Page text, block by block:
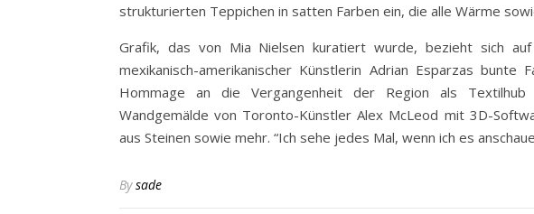
strukturierten Teppichen in satten Farben ein, die alle Wärme
Grafik, das von Mia Nielsen kuratiert wurde, bezieht sich
mexikanisch-amerikanischer Künstlerin Adrian Esparzas
Hommage an die Vergangenheit der Region als Textilhub
Wandgemälde von Toronto-Künstler Alex McLeod mit 3D-
aus Steinen sowie mehr. “Ich sehe jedes Mal, wenn ich es
Bysade